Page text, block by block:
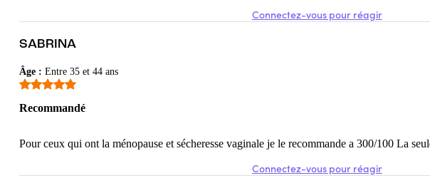
Connectez-vous pour réagir
SABRINA
Âge: Entre 35 et 44 ans
Recommandé
Pour ceux qui ont la ménopause et sécheresse vaginale je le recommande a 300/100 La
Connectez-vous pour réagir